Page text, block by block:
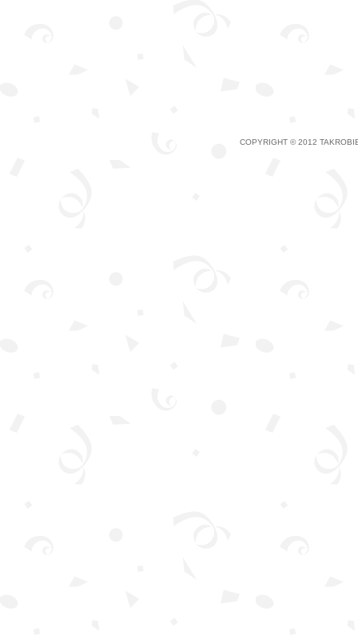
COPYRIGHT © 2012